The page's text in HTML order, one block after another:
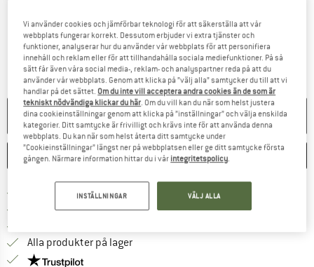
EJ TILL SALU LÄNGRE
SPARA JÄMFÖR
Fraktfritt från 69 € (SE)
Hitta fraktinformation här! Öppnas i
100 dagars returrättGå till returpolicyn här Öppnas i en
Alla produkter på lager
Trust Pilot-garanti - hitta all information här!
Vi använder cookies och jämförbar teknologi för att säkerställa att vår
webbplats fungerar korrekt. Dessutom erbjuder vi extra tjänster och
funktioner, analyserar hur du använder vår webbplats för att personifiera
innehåll och reklam eller för att tillhandahålla sociala mediefunktioner. På så
sätt får även våra social media-, reklam- och analyspartner reda på att du
använder vår webbplats. Genom att klicka på ”välj alla” samtycker du till att vi
handlar på det sättet. Om du inte vill acceptera andra cookies än de som är
tekniskt nödvändiga klickar du här. Om du vill kan du när som helst justera
dina cookieinställningar genom att klicka på ”inställningar” och välja enskilda
kategorier. Ditt samtycke är frivilligt och krävs inte för att använda denna
webbplats. Du kan när som helst återta ditt samtycke under
”Cookieinställningar” längst ner på webbplatsen eller ge ditt samtycke första
gången. Närmare information hittar du i vår integritetspolicy.
INSTÄLLNINGAR VÄLJ ALLA